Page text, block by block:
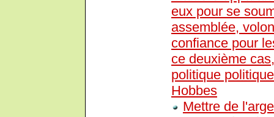
eux pour se
assemblée,
confiance pour
ce deuxième
politique
Hobbes
Mettre de